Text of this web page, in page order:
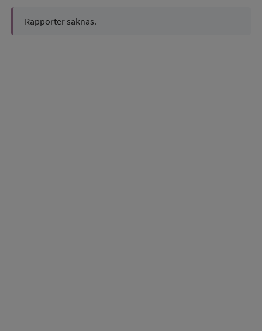
Rapporter saknas.